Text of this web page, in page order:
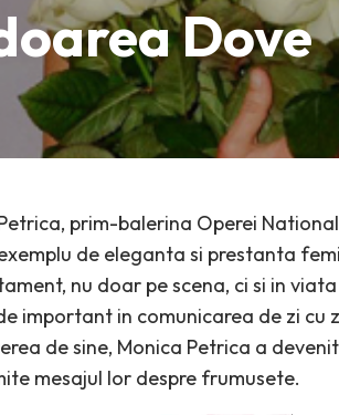
Dove
prim-balerina Operei
de eleganta si prestanta
nu doar pe scena, ci si in
important in comunicarea de zi cu
de sine, Monica Petrica a
mesajul lor despre frumusete.